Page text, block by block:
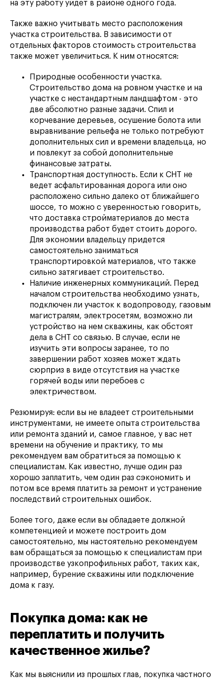
на эту работу уйдет в районе одного года.
Также важно учитывать место расположения
участка строительства. В зависимости от
отдельных факторов стоимость строительства
также может увеличиться. К ним относятся:
Природные особенности участка.
Строительство дома на ровном участке и на
участке с нестандартным ландшафтом - это
две абсолютно разные задачи. Спил и
корчевание деревьев, осушение болота или
выравнивание рельефа не только потребуют
дополнительных сил и времени владельца, но
и повлекут за собой дополнительные
финансовые затраты.
Транспортная доступность. Если к СНТ не
ведет асфальтированная дорога или оно
расположено сильно далеко от ближайшего
шоссе, то можно с уверенностью говорить,
что доставка стройматериалов до места
производства работ будет стоить дорого.
Для экономии владельцу придется
самостоятельно заниматься
транспортировкой материалов, что также
сильно затягивает строительство.
Наличие инженерных коммуникаций. Перед
началом строительства необходимо узнать,
подключен ли участок к водопроводу, газовым
магистралям, электросетям, возможно ли
устройство на нем скважины, как обстоят
дела в СНТ со связью. В случае, если не
изучить эти вопросы заранее, то по
завершении работ хозяев может ждать
сюрприз в виде отсутствия на участке
горячей воды или перебоев с
электричеством.
Резюмируя: если вы не владеет строительными
инструментами, не имеете опыта строительства
или ремонта зданий и, самое главное, у вас нет
времени на обучение и практику, то мы
рекомендуем вам обратиться за помощью к
специалистам. Как известно, лучше один раз
хорошо заплатить, чем один раз сэкономить и
потом все время платить за ремонт и устранение
последствий строительных ошибок.
Более того, даже если вы обладаете должной
компетенцией и можете построить дом
самостоятельно, мы настоятельно рекомендуем
вам обращаться за помощью к специалистам при
производстве узкопрофильных работ, таких как,
например, бурение скважины или подключение
дома к газу.
Покупка дома: как не
переплатить и получить
качественное жилье?
Как мы выяснили из прошлых глав, покупка частного